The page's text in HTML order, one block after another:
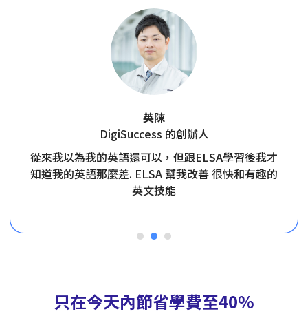
英陳
DigiSuccess 的創辦人
從來我以為我的英語還可以，但跟ELSA學習後我才
知道我的英語那麼差. ELSA 幫我改善 很快和有趣的
英文技能
只在今天內節省學費至40%